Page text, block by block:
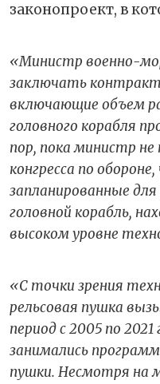
законопроект, в
«Министр военно-
заключать
включающие объем
головного корабля
пор, пока министр
конгресса по
запланированные
головной корабль,
высоком уровне
«С точки зрения
рельсовая пушка
период с 2005 по
занимались
пушки. Несмотря на